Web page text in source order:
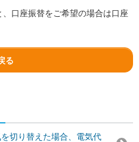
口座振替をご希望の場合は口座
る
切り替えた場合、電気代